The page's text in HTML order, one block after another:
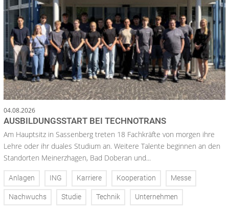
04.08.2026
AUSBILDUNGSSTART BEI TECHNOTRANS
Am Hauptsitz in Sassenberg treten 18 Fachkräfte von morgen ihre
Lehre oder ihr duales Studium an. Weitere Talente beginnen an den
Standorten Meinerzhagen, Bad Doberan und...
Anlagen ING Karriere Kooperation Messe
Nachwuchs Studie Technik Unternehmen